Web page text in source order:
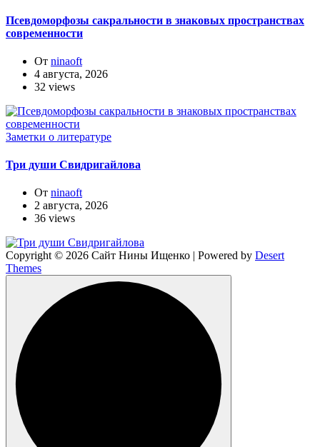
Псевдоморфозы сакральности в знаковых пространствах
современности
От ninaoft
4 августа, 2026
32 views
Заметки о литературе
Три души Свидригайлова
От ninaoft
2 августа, 2026
36 views
Copyright © 2026 Сайт Нины Ищенко | Powered by Desert
Themes